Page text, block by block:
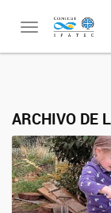
Toggle
ARCHIVO DE